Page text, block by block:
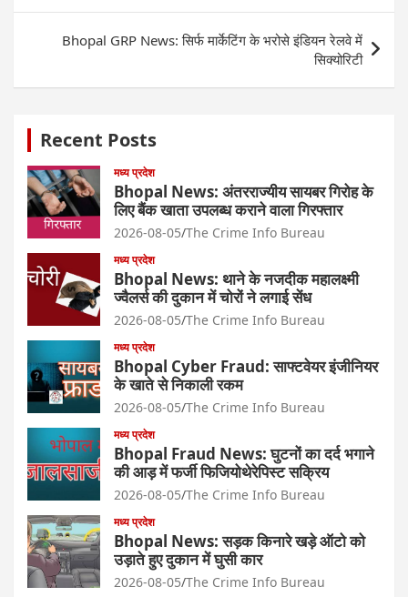
Bhopal GRP News: सिर्फ मार्केटिंग के भरोसे इंडियन रेलवे में
सिक्योरिटी
Recent Posts
मध्य प्रदेश
Bhopal News: अंतरराज्यीय सायबर गिरोह के
लिए बैंक खाता उपलब्ध कराने वाला गिरफ्तार
2026-08-05 The Crime Info Bureau
मध्य प्रदेश
Bhopal News: थाने के नजदीक महालक्ष्मी
ज्वैलर्स की दुकान में चोरों ने लगाई सेंध
2026-08-05 The Crime Info Bureau
मध्य प्रदेश
Bhopal Cyber Fraud: साफ्टवेयर इंजीनियर
के खाते से निकाली रकम
2026-08-05 The Crime Info Bureau
मध्य प्रदेश
Bhopal Fraud News: घुटनों का दर्द भगाने
की आड़ में फर्जी फिजियोथेरेपिस्ट सक्रिय
2026-08-05 The Crime Info Bureau
मध्य प्रदेश
Bhopal News: सड़क किनारे खड़े ऑटो को
उड़ाते हुए दुकान में घुसी कार
2026-08-05 The Crime Info Bureau